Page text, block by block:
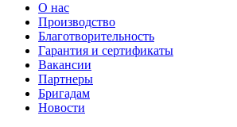
О нас
Производство
Благотворительность
Гарантия и сертификаты
Вакансии
Партнеры
Бригадам
Новости